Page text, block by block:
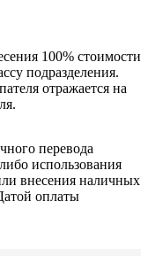
100% стоимости
подразделения.
отражается на
перевода
использования
внесения наличных
оплаты